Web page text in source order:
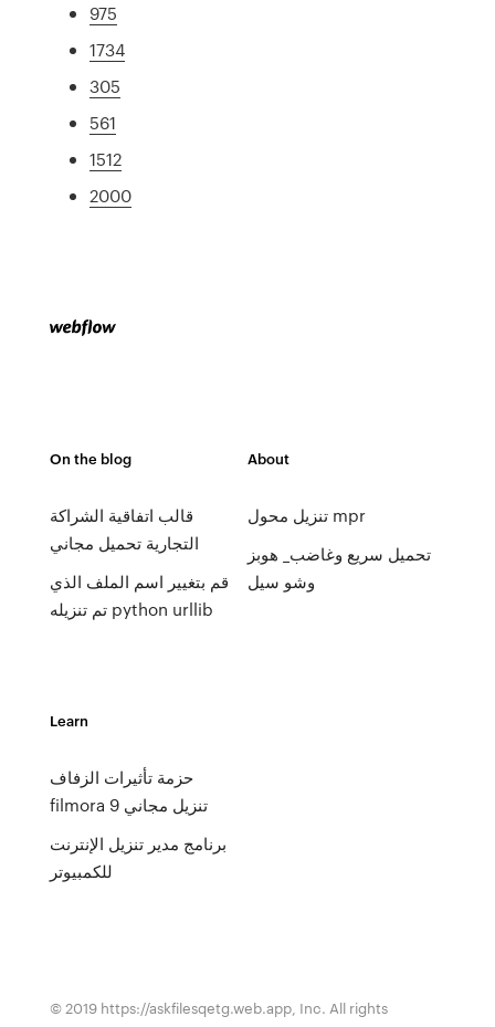
975
1734
305
561
1512
2000
On the blog
قالب اتفاقية الشراكة
التجارية تحميل مجاني
قم بتغيير اسم الملف الذي
تم تنزيله python urllib
About
تنزيل محول mpr
تحميل سريع وغاضب_ هوبز
وشو سيل
Learn
حزمة تأثيرات الزفاف
filmora 9 تنزيل مجاني
برنامج مدير تنزيل الإنترنت
للكمبيوتر
© 2019 https://askfilesqetg.web.app, Inc. All rights